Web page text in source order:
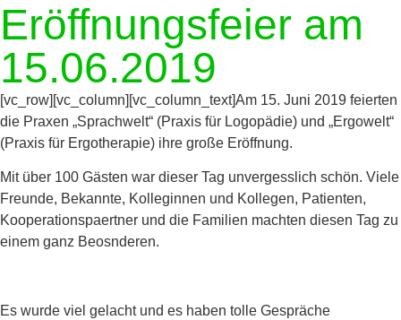
Eröffnungsfeier am
15.06.2019
[vc_row][vc_column][vc_column_text]Am 15. Juni 2019 feierten
die Praxen „Sprachwelt“ (Praxis für Logopädie) und „Ergowelt“
(Praxis für Ergotherapie) ihre große Eröffnung.
Mit über 100 Gästen war dieser Tag unvergesslich schön. Viele
Freunde, Bekannte, Kolleginnen und Kollegen, Patienten,
Kooperationspaertner und die Familien machten diesen Tag zu
einem ganz Beosnderen.
Es wurde viel gelacht und es haben tolle Gespräche